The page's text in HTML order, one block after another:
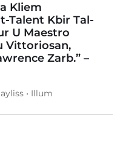
Kliem
Talent Kbir Tal-
U Maestro
Vittoriosan,
Zarb.” –
• Illum